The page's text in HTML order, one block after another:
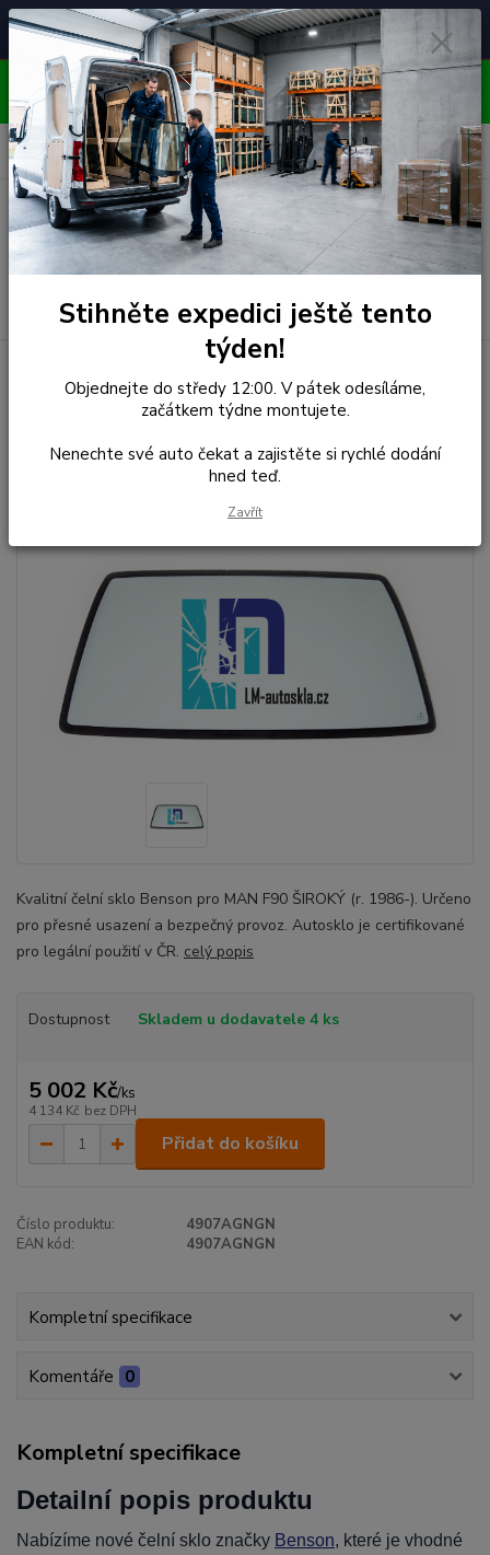
🚘
Čelní skla pro
unikátní vozy
📞
Poradenství
ZDARMA
⭐ 4.7/5 (50 recenzí)
OBJEDNÁVEJTE DO STŘEDY 12:00 - KAŽDÝ PÁTEK
EXPEDUJEME!!
Menu
Hledat
0 ks
za 0,00 Kč
Čelní Sklo - MAN F90
(r.1986-) ŠIROKÝ
Kvalitní čelní sklo Benson pro MAN F90 ŠIROKÝ (r. 1986-). Určeno
pro přesné usazení a bezpečný provoz. Autosklo je certifikované
pro legální použití v ČR. celý popis
Dostupnost Skladem u dodavatele 4 ks
5 002 Kč/ks
4 134 Kč bez DPH
Přidat do košíku
Číslo produktu:
4907AGNGN
EAN kód:
4907AGNGN
Kompletní specifikace
Komentáře 0
Kompletní specifikace
Detailní popis produktu
Nabízíme nové čelní sklo značky Benson, které je vhodné
Stihněte expedici ještě tento
týden!
Objednejte do středy 12:00. V pátek odesíláme,
začátkem týdne montujete.
Nenechte své auto čekat a zajistěte si rychlé dodání
hned teď.
Zavřít